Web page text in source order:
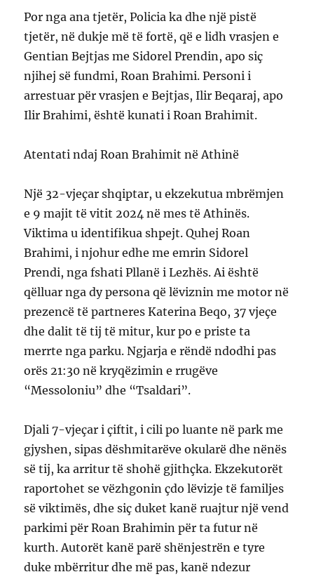
Por nga ana tjetër, Policia ka dhe një pistë
tjetër, në dukje më të fortë, që e lidh vrasjen e
Gentian Bejtjas me Sidorel Prendin, apo siç
njihej së fundmi, Roan Brahimi. Personi i
arrestuar për vrasjen e Bejtjas, Ilir Beqaraj, apo
Ilir Brahimi, është kunati i Roan Brahimit.
Atentati ndaj Roan Brahimit në Athinë
Një 32-vjeçar shqiptar, u ekzekutua mbrëmjen
e 9 majit të vitit 2024 në mes të Athinës.
Viktima u identifikua shpejt. Quhej Roan
Brahimi, i njohur edhe me emrin Sidorel
Prendi, nga fshati Pllanë i Lezhës. Ai është
qëlluar nga dy persona që lëviznin me motor në
prezencë të partneres Katerina Beqo, 37 vjeçe
dhe dalit të tij të mitur, kur po e priste ta
merrte nga parku. Ngjarja e rëndë ndodhi pas
orës 21:30 në kryqëzimin e rrugëve
“Messoloniu” dhe “Tsaldari”.
Djali 7-vjeçar i çiftit, i cili po luante në park me
gjyshen, sipas dëshmitarëve okularë dhe nënës
së tij, ka arritur të shohë gjithçka. Ekzekutorët
raportohet se vëzhgonin çdo lëvizje të familjes
së viktimës, dhe siç duket kanë ruajtur një vend
parkimi për Roan Brahimin për ta futur në
kurth. Autorët kanë parë shënjestrën e tyre
duke mbërritur dhe më pas, kanë ndezur